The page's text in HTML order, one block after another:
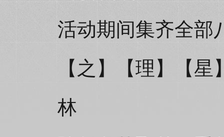
活动期间集齐全部
【之】【理】【
林